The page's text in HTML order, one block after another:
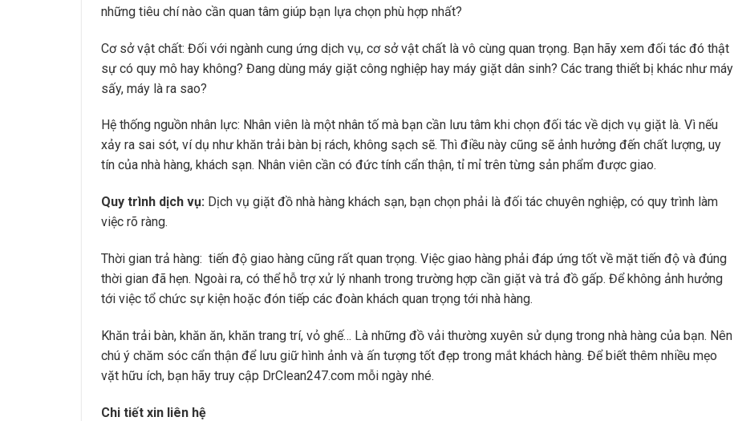
những tiêu chí nào cần quan tâm giúp bạn lựa chọn phù hợp nhất?
Cơ sở vật chất: Đối với ngành cung ứng dịch vụ, cơ sở vật chất là vô cùng quan trọng. Bạn hãy xem đối tác đó thật
sự có quy mô hay không? Đang dùng máy giặt công nghiệp hay máy giặt dân sinh? Các trang thiết bị khác như máy
sấy, máy là ra sao?
Hệ thống nguồn nhân lực: Nhân viên là một nhân tố mà bạn cần lưu tâm khi chọn đối tác về dịch vụ giặt là. Vì nếu
xảy ra sai sót, ví dụ như khăn trải bàn bị rách, không sạch sẽ. Thì điều này cũng sẽ ảnh hưởng đến chất lượng, uy
tín của nhà hàng, khách sạn. Nhân viên cần có đức tính cẩn thận, tỉ mỉ trên từng sản phẩm được giao.
Quy trình dịch vụ: Dịch vụ giặt đồ nhà hàng khách sạn, bạn chọn phải là đối tác chuyên nghiệp, có quy trình làm
việc rõ ràng.
Thời gian trả hàng: tiến độ giao hàng cũng rất quan trọng. Việc giao hàng phải đáp ứng tốt về mặt tiến độ và đúng
thời gian đã hẹn. Ngoài ra, có thể hỗ trợ xử lý nhanh trong trường hợp cần giặt và trả đồ gấp. Để không ảnh hưởng
tới việc tổ chức sự kiện hoặc đón tiếp các đoàn khách quan trọng tới nhà hàng.
Khăn trải bàn, khăn ăn, khăn trang trí, vỏ ghế… Là những đồ vải thường xuyên sử dụng trong nhà hàng của bạn. Nên
chú ý chăm sóc cẩn thận để lưu giữ hình ảnh và ấn tượng tốt đẹp trong mắt khách hàng. Để biết thêm nhiều mẹo
vặt hữu ích, bạn hãy truy cập DrClean247.com mỗi ngày nhé.
Chi tiết xin liên hệ